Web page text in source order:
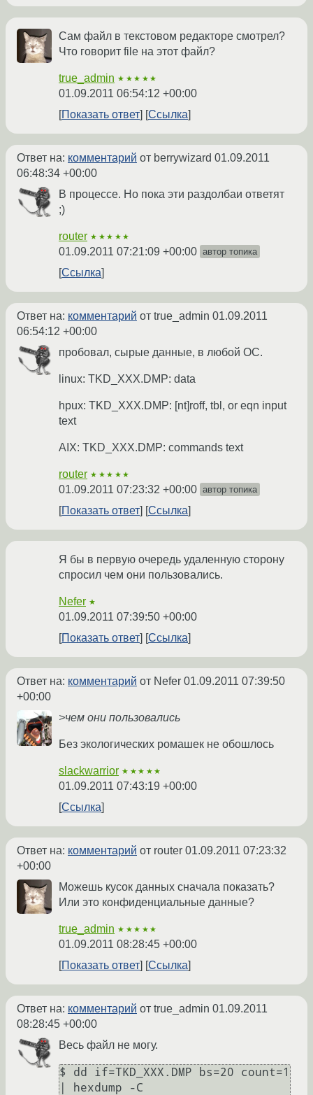
Сам файл в текстовом редакторе смотрел?
Что говорит file на этот файл?
true_admin ★★★★★
01.09.2011 06:54:12 +00:00
Показать ответ
Ссылка
Ответ на: комментарий от berrywizard 01.09.2011
06:48:34 +00:00
В процессе. Но пока эти раздолбаи ответят
;)
router ★★★★★
01.09.2011 07:21:09 +00:00 автор топика
Ссылка
Ответ на: комментарий от true_admin 01.09.2011
06:54:12 +00:00
пробовал, сырые данные, в любой ОС.
linux: TKD_XXX.DMP: data
hpux: TKD_XXX.DMP: [nt]roff, tbl, or eqn input
text
AIX: TKD_XXX.DMP: commands text
router ★★★★★
01.09.2011 07:23:32 +00:00 автор топика
Показать ответ Ссылка
Я бы в первую очередь удаленную сторону
спросил чем они пользовались.
Nefer ★
01.09.2011 07:39:50 +00:00
Показать ответ
Ссылка
Ответ на: комментарий от Nefer 01.09.2011 07:39:50
+00:00
>чем они пользовались
Без экологических ромашек не обошлось
slackwarrior ★★★★★
01.09.2011 07:43:19 +00:00
Ссылка
Ответ на: комментарий от router 01.09.2011 07:23:32
+00:00
Можешь кусок данных сначала показать?
Или это конфиденциальные данные?
true_admin ★★★★★
01.09.2011 08:28:45 +00:00
Показать ответ
Ссылка
Ответ на: комментарий от true_admin 01.09.2011
08:28:45 +00:00
Весь файл не могу.
$ dd if=TKD_XXX.DMP bs=20 count=1
| hexdump -C